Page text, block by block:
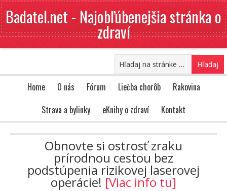
Badatel.net - Najobľúbenejšia stránka o
zdraví
Home O nás Fórum Liečba chorôb
Rakovina
Strava a bylinky
eKnihy o zdraví Kontakt
Obnovte si ostrosť zraku
prírodnou cestou bez
podstúpenia rizikovej laserovej
operácie! [Viac info tu]